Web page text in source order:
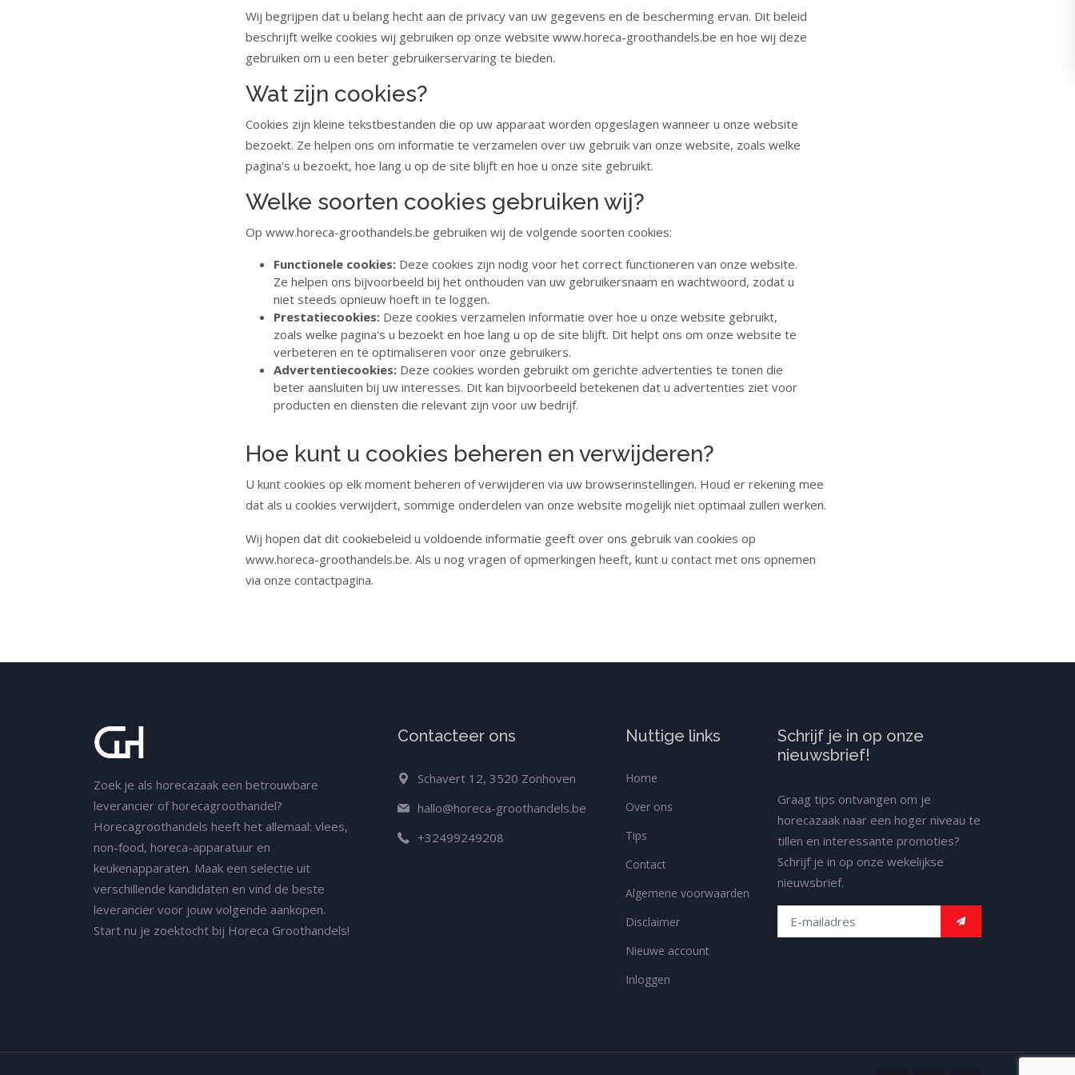
Wij begrijpen dat u belang hecht aan de privacy van uw gegevens en de bescherming ervan. Dit beleid
beschrijft welke cookies wij gebruiken op onze website www.horeca-groothandels.be en hoe wij deze
gebruiken om u een beter gebruikerservaring te bieden.
Wat zijn cookies?
Cookies zijn kleine tekstbestanden die op uw apparaat worden opgeslagen wanneer u onze website
bezoekt. Ze helpen ons om informatie te verzamelen over uw gebruik van onze website, zoals welke
pagina's u bezoekt, hoe lang u op de site blijft en hoe u onze site gebruikt.
Welke soorten cookies gebruiken wij?
Op www.horeca-groothandels.be gebruiken wij de volgende soorten cookies:
Functionele cookies: Deze cookies zijn nodig voor het correct functioneren van onze website.
Ze helpen ons bijvoorbeeld bij het onthouden van uw gebruikersnaam en wachtwoord, zodat u
niet steeds opnieuw hoeft in te loggen.
Prestatiecookies: Deze cookies verzamelen informatie over hoe u onze website gebruikt,
zoals welke pagina's u bezoekt en hoe lang u op de site blijft. Dit helpt ons om onze website te
verbeteren en te optimaliseren voor onze gebruikers.
Advertentiecookies: Deze cookies worden gebruikt om gerichte advertenties te tonen die
beter aansluiten bij uw interesses. Dit kan bijvoorbeeld betekenen dat u advertenties ziet voor
producten en diensten die relevant zijn voor uw bedrijf.
Hoe kunt u cookies beheren en verwijderen?
U kunt cookies op elk moment beheren of verwijderen via uw browserinstellingen. Houd er rekening mee
dat als u cookies verwijdert, sommige onderdelen van onze website mogelijk niet optimaal zullen werken.
Wij hopen dat dit cookiebeleid u voldoende informatie geeft over ons gebruik van cookies op
www.horeca-groothandels.be. Als u nog vragen of opmerkingen heeft, kunt u contact met ons opnemen
via onze contactpagina.
Zoek je als horecazaak een betrouwbare
leverancier of horecagroothandel?
Horecagroothandels heeft het allemaal: vlees,
non-food, horeca-apparatuur en
keukenapparaten. Maak een selectie uit
verschillende kandidaten en vind de beste
leverancier voor jouw volgende aankopen.
Start nu je zoektocht bij Horeca Groothandels!
Contacteer ons
Schavert 12, 3520 Zonhoven
hallo@horeca-groothandels.be
+32499249208
Nuttige links
Home
Over ons
Tips
Contact
Algemene voorwaarden
Disclaimer
Nieuwe account
Inloggen
Schrijf je in op onze
nieuwsbrief!
Graag tips ontvangen om je
horecazaak naar een hoger niveau te
tillen en interessante promoties?
Schrijf je in op onze wekelijkse
nieuwsbrief.